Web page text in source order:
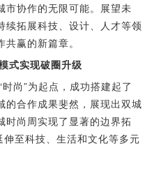
市协作的无限可能。展望未
续拓展科技、设计、人才等领
赢的新篇章。
式实现破圈升级
尚”为起点，成功搭建起了
的合作成果斐然，展现出双城
时尚周实现了显著的边界拓
伸至科技、生活和文化等多元